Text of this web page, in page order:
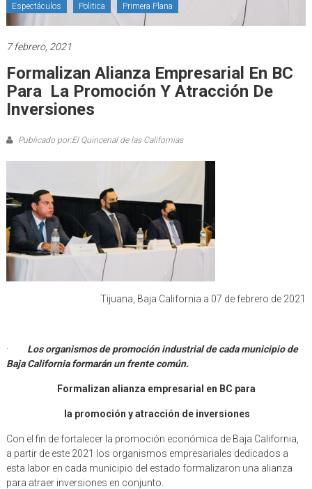
Espectáculos Politica Primera Plana
7 febrero, 2021
Formalizan Alianza Empresarial En BC
Para La Promoción Y Atracción De
Inversiones
Publicado por:El Quincenal de las Californias
Tijuana, Baja California a 07 de febrero de 2021
· Los organismos de promoción industrial de cada municipio de
Baja California formarán un frente común.
Formalizan alianza empresarial en BC para
la promoción y atracción de inversiones
Con el fin de fortalecer la promoción económica de Baja California,
a partir de este 2021 los organismos empresariales dedicados a
esta labor en cada municipio del estado formalizaron una alianza
para atraer inversiones en conjunto.